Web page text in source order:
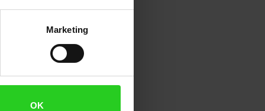
Marketing
OK